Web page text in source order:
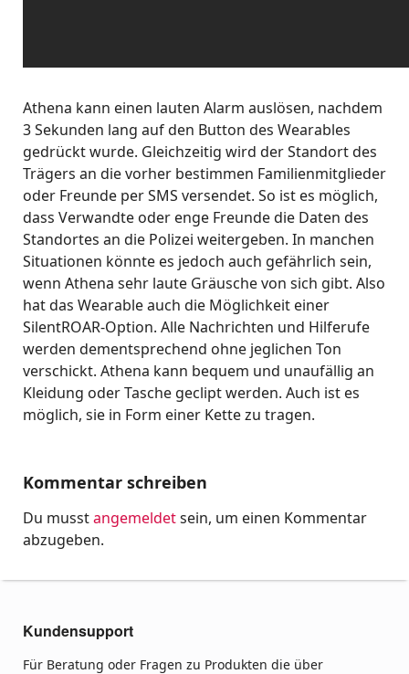
Athena kann einen lauten Alarm auslösen, nachdem
3 Sekunden lang auf den Button des Wearables
gedrückt wurde. Gleichzeitig wird der Standort des
Trägers an die vorher bestimmen Familienmitglieder
oder Freunde per SMS versendet. So ist es möglich,
dass Verwandte oder enge Freunde die Daten des
Standortes an die Polizei weitergeben. In manchen
Situationen könnte es jedoch auch gefährlich sein,
wenn Athena sehr laute Gräusche von sich gibt. Also
hat das Wearable auch die Möglichkeit einer
SilentROAR-Option. Alle Nachrichten und Hilferufe
werden dementsprechend ohne jeglichen Ton
verschickt. Athena kann bequem und unaufällig an
Kleidung oder Tasche geclipt werden. Auch ist es
möglich, sie in Form einer Kette zu tragen.
Kommentar schreiben
Du musstangemeldetsein, um einen Kommentar
abzugeben.
Kundensupport
Für Beratung oder Fragen zu Produkten die über